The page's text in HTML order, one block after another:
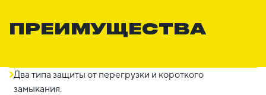
ПРЕИМУЩЕСТВА
Два типа защиты от перегрузки и короткого
замыкания.